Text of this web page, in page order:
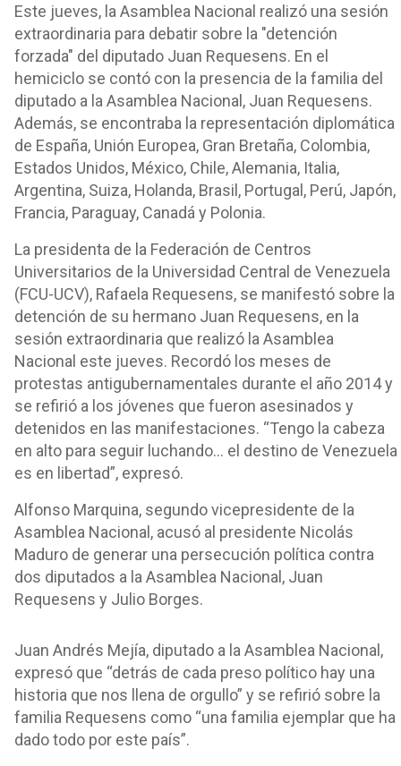
Este jueves, la Asamblea Nacional realizó una sesión
extraordinaria para debatir sobre la "detención
forzada" del diputado Juan Requesens. En el
hemiciclo se contó con la presencia de la familia del
diputado a la Asamblea Nacional, Juan Requesens.
Además, se encontraba la representación diplomática
de España, Unión Europea, Gran Bretaña, Colombia,
Estados Unidos, México, Chile, Alemania, Italia,
Argentina, Suiza, Holanda, Brasil, Portugal, Perú, Japón,
Francia, Paraguay, Canadá y Polonia.
La presidenta de la Federación de Centros
Universitarios de la Universidad Central de Venezuela
(FCU-UCV), Rafaela Requesens, se manifestó sobre la
detención de su hermano Juan Requesens, en la
sesión extraordinaria que realizó la Asamblea
Nacional este jueves. Recordó los meses de
protestas antigubernamentales durante el año 2014 y
se refirió a los jóvenes que fueron asesinados y
detenidos en las manifestaciones. “Tengo la cabeza
en alto para seguir luchando… el destino de Venezuela
es en libertad”, expresó.
Alfonso Marquina, segundo vicepresidente de la
Asamblea Nacional, acusó al presidente Nicolás
Maduro de generar una persecución política contra
dos diputados a la Asamblea Nacional, Juan
Requesens y Julio Borges.
Juan Andrés Mejía, diputado a la Asamblea Nacional,
expresó que “detrás de cada preso político hay una
historia que nos llena de orgullo” y se refirió sobre la
familia Requesens como “una familia ejemplar que ha
dado todo por este país”.